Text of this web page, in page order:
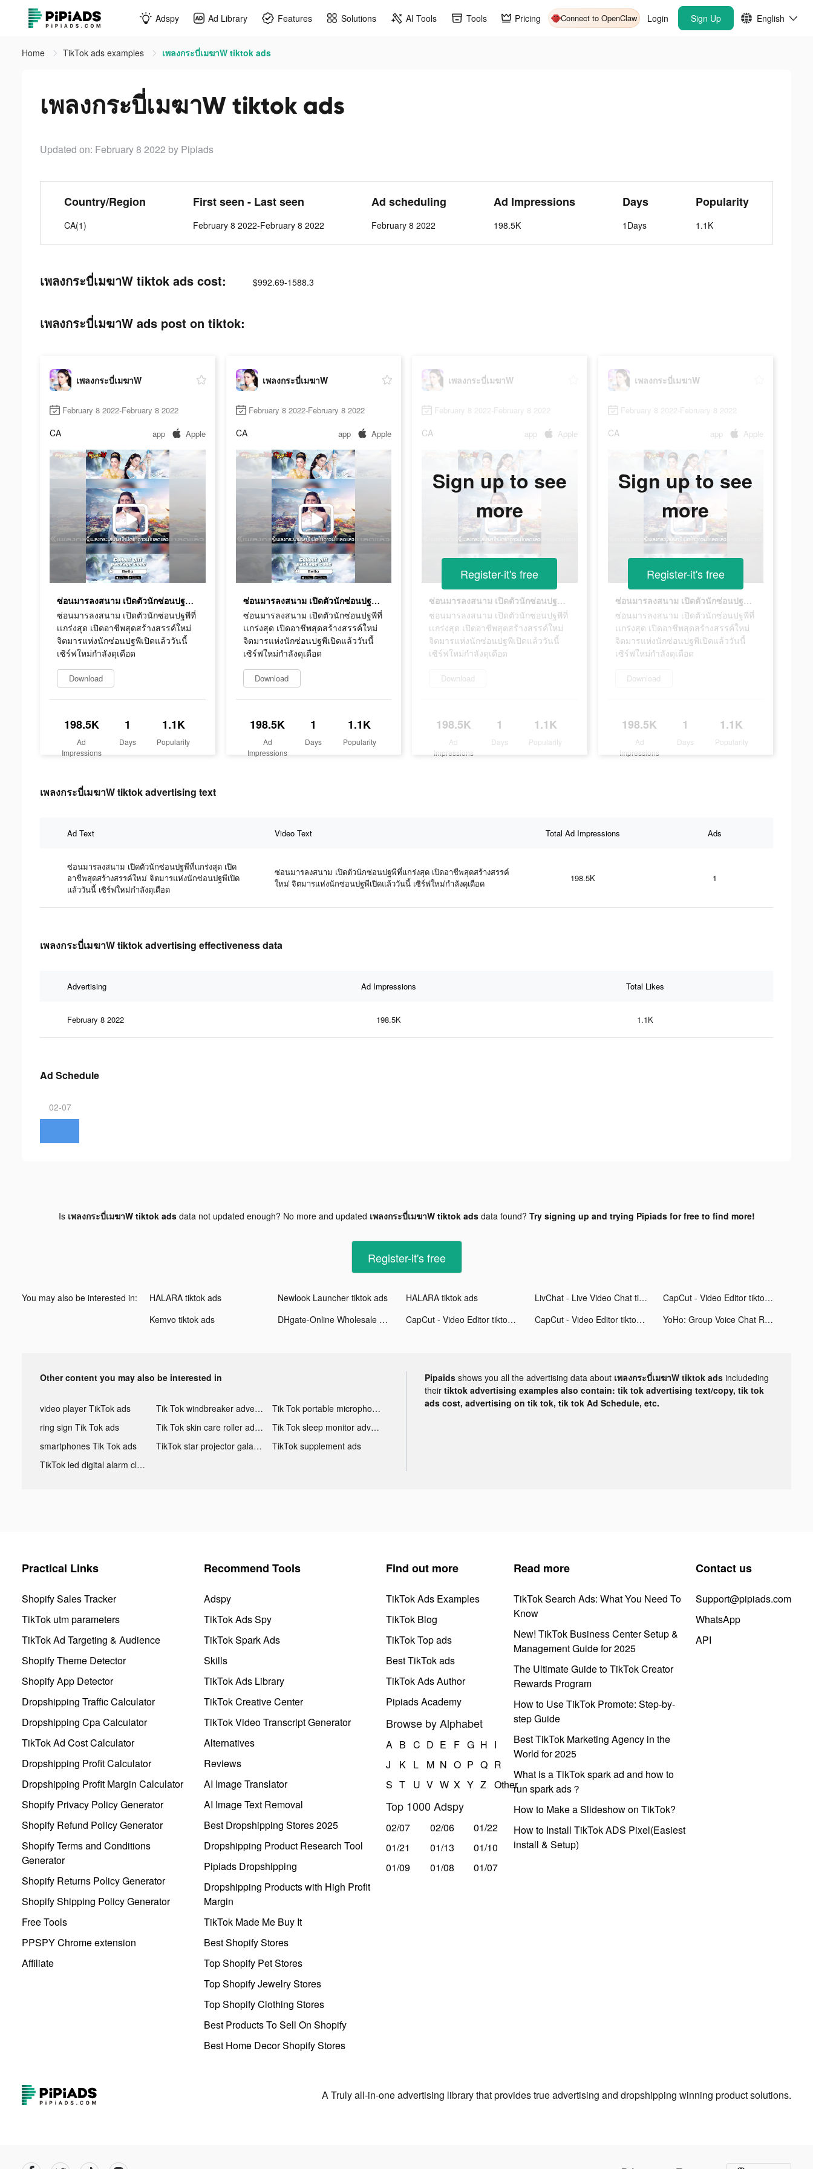
Adspy Ad Library Features Solutions AI Tools Tools Pricing Connect to OpenClaw Login Sign Up English
Home TikTok ads examples เพลงกระบี่เมฆาW tiktok ads
เพลงกระบี่เมฆาW tiktok ads
Updated on: February 8 2022 by Pipiads
Country/Region
CA(1)
First seen - Last seen
February 8 2022-February 8 2022
Ad scheduling
February 8 2022
Ad Impressions
198.5K
Days
1Days
Popularity
1.1K
เพลงกระบี่เมฆาW tiktok ads cost: $992.69-1588.3
เพลงกระบี่เมฆาW ads post on tiktok:
เพลงกระบี่เมฆาW
February 8 2022-February 8 2022
CA app Apple
ซ่อนมารลงสนาม เปิดตัวนักซ่อนปฐพีที่เเกร่งสุด เปิดอาชีพสุดสร้างสรรค์ใหม่ จิตมารแห่งนักซ่อนปฐพีเปิดแล้ววันนี้ เซิร์ฟใหม่กำลังดุเดือด
ซ่อนมารลงสนาม เปิดตัวนักซ่อนปฐพีที่
เเกร่งสุด เปิดอาชีพสุดสร้างสรรค์ใหม่
จิตมารแห่งนักซ่อนปฐพีเปิดแล้ววันนี้
เซิร์ฟใหม่กำลังดุเดือด
Download
198.5K
Ad
Impressions
1
Days
1.1K
Popularity
เพลงกระบี่เมฆาW
February 8 2022-February 8 2022
CA app Apple
ซ่อนมารลงสนาม เปิดตัวนักซ่อนปฐพีที่เเกร่งสุด เปิดอาชีพสุดสร้างสรรค์ใหม่ จิตมารแห่งนักซ่อนปฐพีเปิดแล้ววันนี้ เซิร์ฟใหม่กำลังดุเดือด
ซ่อนมารลงสนาม เปิดตัวนักซ่อนปฐพีที่
เเกร่งสุด เปิดอาชีพสุดสร้างสรรค์ใหม่
จิตมารแห่งนักซ่อนปฐพีเปิดแล้ววันนี้
เซิร์ฟใหม่กำลังดุเดือด
Download
198.5K
Ad
Impressions
1
Days
1.1K
Popularity
เพลงกระบี่เมฆาW
February 8 2022-February 8 2022
CA app Apple
ซ่อนมารลงสนาม เปิดตัวนักซ่อนปฐพีที่เเกร่งสุด เปิดอาชีพสุดสร้างสรรค์ใหม่ จิตมารแห่งนักซ่อนปฐพีเปิดแล้ววันนี้ เซิร์ฟใหม่กำลังดุเดือด
ซ่อนมารลงสนาม เปิดตัวนักซ่อนปฐพีที่
เเกร่งสุด เปิดอาชีพสุดสร้างสรรค์ใหม่
จิตมารแห่งนักซ่อนปฐพีเปิดแล้ววันนี้
เซิร์ฟใหม่กำลังดุเดือด
Download
198.5K
Ad
Impressions
1
Days
1.1K
Popularity
Sign up to see
more
Register-it's free
เพลงกระบี่เมฆาW
February 8 2022-February 8 2022
CA app Apple
ซ่อนมารลงสนาม เปิดตัวนักซ่อนปฐพีที่เเกร่งสุด เปิดอาชีพสุดสร้างสรรค์ใหม่ จิตมารแห่งนักซ่อนปฐพีเปิดแล้ววันนี้ เซิร์ฟใหม่กำลังดุเดือด
ซ่อนมารลงสนาม เปิดตัวนักซ่อนปฐพีที่
เเกร่งสุด เปิดอาชีพสุดสร้างสรรค์ใหม่
จิตมารแห่งนักซ่อนปฐพีเปิดแล้ววันนี้
เซิร์ฟใหม่กำลังดุเดือด
Download
198.5K
Ad
Impressions
1
Days
1.1K
Popularity
Sign up to see
more
Register-it's free
เพลงกระบี่เมฆาW tiktok advertising text
Ad Text Video Text Total Ad Impressions Ads
ซ่อนมารลงสนาม เปิดตัวนักซ่อนปฐพีที่เเกร่งสุด เปิด
อาชีพสุดสร้างสรรค์ใหม่ จิตมารแห่งนักซ่อนปฐพีเปิด
แล้ววันนี้ เซิร์ฟใหม่กำลังดุเดือด
ซ่อนมารลงสนาม เปิดตัวนักซ่อนปฐพีที่เเกร่งสุด เปิดอาชีพสุดสร้างสรรค์
ใหม่ จิตมารแห่งนักซ่อนปฐพีเปิดแล้ววันนี้ เซิร์ฟใหม่กำลังดุเดือด
198.5K 1
เพลงกระบี่เมฆาW tiktok advertising effectiveness data
Advertising Ad Impressions Total Likes
February 8 2022 198.5K 1.1K
Ad Schedule
02-07
Is เพลงกระบี่เมฆาW tiktok adsdata not updated enough? No more and updated เพลงกระบี่เมฆาW tiktok adsdata found? Try signing up and trying Pipiads for free to find more!
Register-it's free
You may also be interested in: HALARA tiktok ads Newlook Launcher tiktok ads HALARA tiktok ads LivChat - Live Video Chat tiktok ads
CapCut - Video Editor tiktok ads
Kemvo tiktok ads
DHgate-Online Wholesale Stores tiktok ads CapCut - Video Editor tiktok ads CapCut - Video Editor tiktok ads YoHo: Group Voice Chat Room tiktok ads
Other content you may also be interested in
video player TikTok ads Tik Tok windbreaker advertising
Tik Tok portable microphone advertising
ring sign Tik Tok ads
Tik Tok skin care roller advertising
Tik Tok sleep monitor advertising
smartphones Tik Tok ads
TikTok star projector galaxy night light bluetooth ads
TikTok supplement ads
TikTok led digital alarm clock ads
Pipaids shows you all the advertising data about เพลงกระบี่เมฆาW tiktok ads includeding
their tiktok advertising examples also contain: tik tok advertising text/copy, tik tok
ads cost, advertising on tik tok, tik tok Ad Schedule, etc.
Practical Links
Shopify Sales Tracker
TikTok utm parameters
TikTok Ad Targeting & Audience
Shopify Theme Detector
Shopify App Detector
Dropshipping Traffic Calculator
Dropshipping Cpa Calculator
TikTok Ad Cost Calculator
Dropshipping Profit Calculator
Dropshipping Profit Margin Calculator
Shopify Privacy Policy Generator
Shopify Refund Policy Generator
Shopify Terms and Conditions
Generator
Shopify Returns Policy Generator
Shopify Shipping Policy Generator
Free Tools
PPSPY Chrome extension
Affiliate
Recommend Tools
Adspy
TikTok Ads Spy
TikTok Spark Ads
Skills
TikTok Ads Library
TikTok Creative Center
TikTok Video Transcript Generator
Alternatives
Reviews
AI Image Translator
AI Image Text Removal
Best Dropshipping Stores 2025
Dropshipping Product Research Tool
Pipiads Dropshipping
Dropshipping Products with High Profit
Margin
TikTok Made Me Buy It
Best Shopify Stores
Top Shopify Pet Stores
Top Shopify Jewelry Stores
Top Shopify Clothing Stores
Best Products To Sell On Shopify
Best Home Decor Shopify Stores
Find out more
TikTok Ads Examples
TikTok Blog
TikTok Top ads
Best TikTok ads
TikTok Ads Author
Pipiads Academy
Browse by Alphabet
A B C D E F G H I
J
K L M N O P Q R
S T U V W X Y Z Other
Top 1000 Adspy
02/07 02/06
01/22
01/21
01/13
01/10
01/09
01/08 01/07
Read more
TikTok Search Ads: What You Need To
Know
New! TikTok Business Center Setup &
Management Guide for 2025
The Ultimate Guide to TikTok Creator
Rewards Program
How to Use TikTok Promote: Step-by-
step Guide
Best TikTok Marketing Agency in the
World for 2025
What is a TikTok spark ad and how to
run spark ads？
How to Make a Slideshow on TikTok?
How to Install TikTok ADS Pixel(Easiest
install & Setup)
Contact us
Support@pipiads.com
WhatsApp
API
A Truly all-in-one advertising library that provides true advertising and dropshipping winning product solutions.